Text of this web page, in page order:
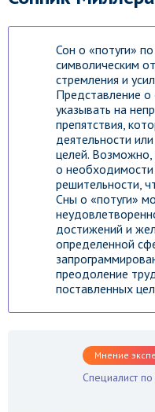
Сон о «потуги»
символическим
стремления и
Представление о
указывать на
препятствия,
деятельности
целей.
о необходимости
решительности,
Сны о «потуги»
достижений и
определенной
преодоление
поставленных
Мнение
Специалист